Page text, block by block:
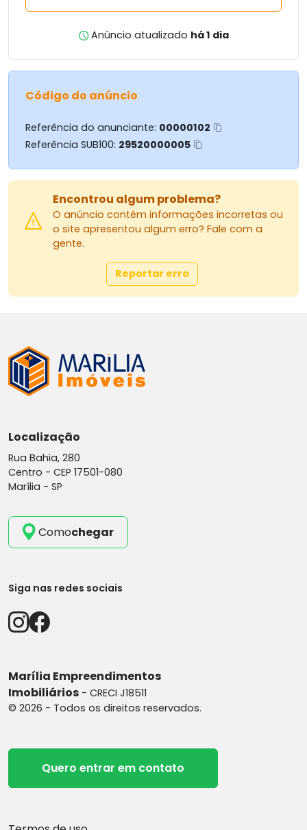
Anúncio atualizado há 1 dia
Código do anúncio
Referência do anunciante: 00000102
Referência SUB100: 29520000005
Encontrou algum problema?
O anúncio contém informações incorretas ou
o site apresentou algum erro? Fale com a
gente.
Reportar erro
Localização
Rua Bahia, 280
Centro - CEP 17501-080
Marília - SP
Comochegar
Siga nas redes sociais
Marília Empreendimentos
Imobiliários - CRECI J18511
© 2026 - Todos os direitos reservados.
Quero entrar em contato